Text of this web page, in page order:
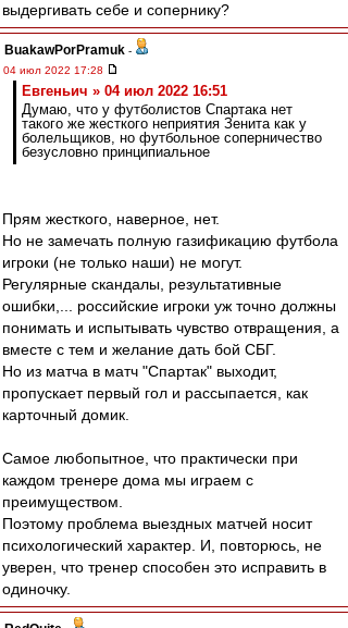
выдергивать себе и сопернику?
BuakawPorPramuk -
04 июл 2022 17:28
Евгеньич » 04 июл 2022 16:51
Думаю, что у футболистов Спартака нет
такого же жесткого неприятия Зенита как у
болельщиков, но футбольное соперничество
безусловно принципиальное
Прям жесткого, наверное, нет.
Но не замечать полную газификацию футбола
игроки (не только наши) не могут.
Регулярные скандалы, результативные
ошибки,... российские игроки уж точно должны
понимать и испытывать чувство отвращения, а
вместе с тем и желание дать бой СБГ.
Но из матча в матч "Спартак" выходит,
пропускает первый гол и рассыпается, как
карточный домик.
Самое любопытное, что практически при
каждом тренере дома мы играем с
преимуществом.
Поэтому проблема выездных матчей носит
психологический характер. И, повторюсь, не
уверен, что тренер способен это исправить в
одиночку.